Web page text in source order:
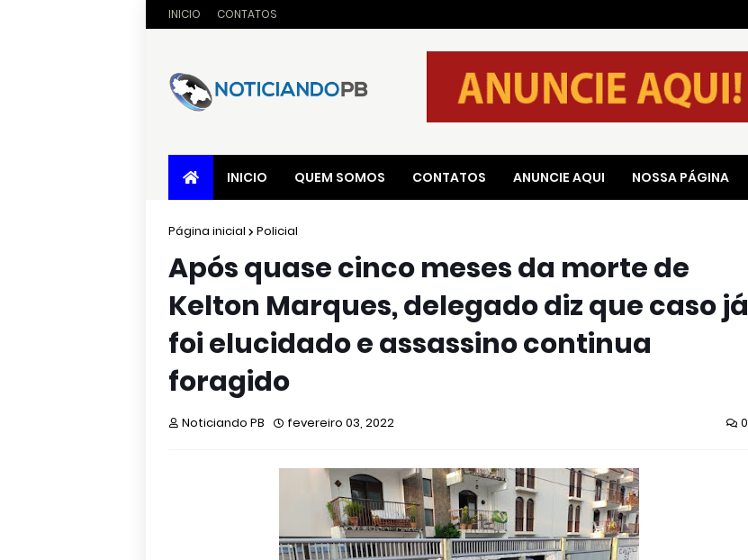
INICIO CONTATOS
INICIO QUEM SOMOS CONTATOS ANUNCIE AQUI NOSSA PÁGINA
Página inicial Policial
Após quase cinco meses da morte de
Kelton Marques, delegado diz que caso já
foi elucidado e assassino continua
foragido
Noticiando PB fevereiro 03, 2022 0